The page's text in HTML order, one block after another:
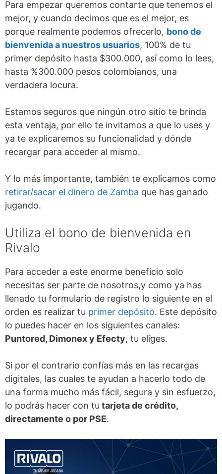
Para empezar queremos contarte que tenemos el
mejor, y cuando decimos que es el mejor, es
porque realmente podemos ofrecerlo, bono de
bienvenida a nuestros usuarios, 100% de tu
primer depósito hasta $300.000, así como lo lees,
hasta %300.000 pesos colombianos, una
verdadera locura.
Estamos seguros que ningún otro sitio te brinda
esta ventaja, por ello te invitamos a que lo uses y
ya te explicaremos su funcionalidad y dónde
recargar para acceder al mismo.
Y lo más importante, también te explicamos como
retirar/sacar el dinero de Zamba que has ganado
jugando.
Utiliza el bono de bienvenida en
Rivalo
Para acceder a este enorme beneficio solo
necesitas ser parte de nosotros,y como ya has
llenado tu formulario de registro lo siguiente en el
orden es realizar tu primer depósito. Este depósito
lo puedes hacer en los siguientes canales:
Puntored, Dimonex y Efecty, tu eliges.
Si por el contrario confías más en las recargas
digitales, las cuales te ayudan a hacerlo todo de
una forma mucho más fácil, segura y sin esfuerzo,
lo podrás hacer con tu tarjeta de crédito,
directamente o por PSE.